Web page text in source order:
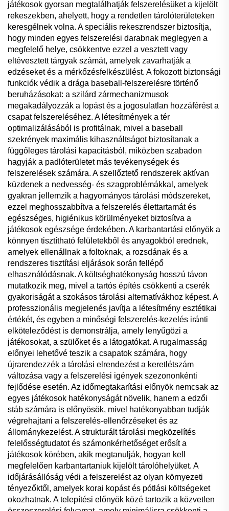
játékosok gyorsan megtalálhatják felszerelésüket a kijelölt
rekeszekben, ahelyett, hogy a rendetlen tárolóterületeken
keresgélnek volna. A speciális rekeszrendszer biztosítja,
hogy minden egyes felszerelési darabnak meglegyen a
megfelelő helye, csökkentve ezzel a vesztett vagy
eltévesztett tárgyak számát, amelyek zavarhatják a
edzéseket és a mérkőzésfelkészülést. A fokozott biztonsági
funkciók védik a drága baseball-felszerelésre történő
beruházásokat: a szilárd zármechanizmusok
megakadályozzák a lopást és a jogosulatlan hozzáférést a
csapat felszereléséhez. A létesítmények a tér
optimalizálásából is profitálnak, mivel a baseball
szekrények maximális kihasználtságot biztosítanak a
függőleges tárolási kapacitásból, miközben szabadon
hagyják a padlóterületet más tevékenységek és
felszerelések számára. A szellőztető rendszerek aktívan
küzdenek a nedvesség- és szagproblémákkal, amelyek
gyakran jellemzik a hagyományos tárolási módszereket,
ezzel meghosszabbítva a felszerelés élettartamát és
egészséges, higiénikus körülményeket biztosítva a
játékosok egészsége érdekében. A karbantartási előnyök a
könnyen tisztítható felületekből és anyagokból erednek,
amelyek ellenállnak a foltoknak, a rozsdának és a
rendszeres tisztítási eljárások során fellépő
elhasználódásnak. A költséghatékonyság hosszú távon
mutatkozik meg, mivel a tartós építés csökkenti a cserék
gyakoriságát a szokásos tárolási alternatívákhoz képest. A
professzionális megjelenés javítja a létesítmény esztétikai
értékét, és egyben a minőségi felszerelés-kezelés iránti
elköteleződést is demonstrálja, amely lenyűgözi a
játékosokat, a szülőket és a látogatókat. A rugalmasság
előnyei lehetővé teszik a csapatok számára, hogy
újrarendezzék a tárolási elrendezést a keretlétszám
változása vagy a felszerelési igények szezononkénti
fejlődése esetén. Az időmegtakarítási előnyök nemcsak az
egyes játékosok hatékonyságát növelik, hanem a edzői
stáb számára is előnyösök, mivel hatékonyabban tudják
végrehajtani a felszerelés-ellenőrzéseket és az
állománykezelést. A strukturált tárolási megközelítés
felelősségtudatot és számonkérhetőséget erősít a
játékosok körében, akik megtanulják, hogyan kell
megfelelően karbantartaniuk kijelölt tárolóhelyüket. A
időjárásállóság védi a felszerelést az olyan környezeti
tényezőktől, amelyek korai kopást és pótlási költségeket
okozhatnak. A telepítési előnyök közé tartozik a közvetlen